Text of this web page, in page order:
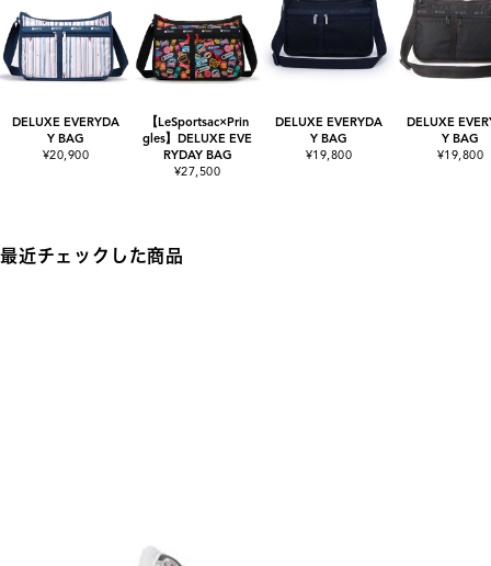
DELUXE EVERYDA
Y BAG
¥20,900
【LeSportsac×Prin
gles】DELUXE EVE
RYDAY BAG
¥27,500
DELUXE EVERYDA
Y BAG
¥19,800
DELUXE
Y BAG
¥19,800
最近チェックした商品